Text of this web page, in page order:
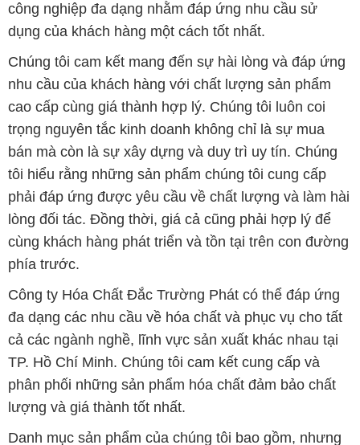
công nghiệp đa dạng nhằm đáp ứng nhu cầu sử
dụng của khách hàng một cách tốt nhất.
Chúng tôi cam kết mang đến sự hài lòng và đáp ứng
nhu cầu của khách hàng với chất lượng sản phẩm
cao cấp cùng giá thành hợp lý. Chúng tôi luôn coi
trọng nguyên tắc kinh doanh không chỉ là sự mua
bán mà còn là sự xây dựng và duy trì uy tín. Chúng
tôi hiểu rằng những sản phẩm chúng tôi cung cấp
phải đáp ứng được yêu cầu về chất lượng và làm hài
lòng đối tác. Đồng thời, giá cả cũng phải hợp lý để
cùng khách hàng phát triển và tồn tại trên con đường
phía trước.
Công ty Hóa Chất Đắc Trường Phát có thể đáp ứng
đa dạng các nhu cầu về hóa chất và phục vụ cho tất
cả các ngành nghề, lĩnh vực sản xuất khác nhau tại
TP. Hồ Chí Minh. Chúng tôi cam kết cung cấp và
phân phối những sản phẩm hóa chất đảm bảo chất
lượng và giá thành tốt nhất.
Danh mục sản phẩm của chúng tôi bao gồm, nhưng